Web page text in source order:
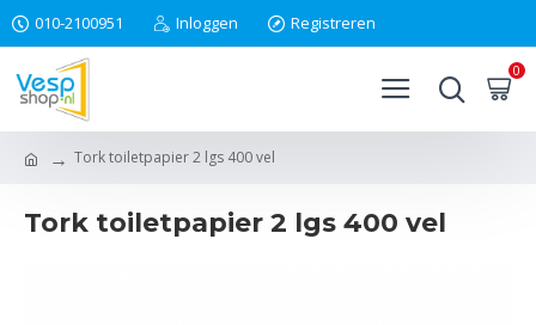
010-2100951 Inloggen Registreren
0
Tork toiletpapier 2 lgs 400 vel
Tork toiletpapier 2 lgs 400 vel